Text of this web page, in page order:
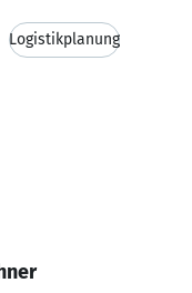
Logistikplanung